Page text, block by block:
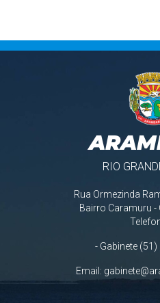
RIO
Rua Ormezinda
Bairro Caramuru -
- Gabinete
Email: